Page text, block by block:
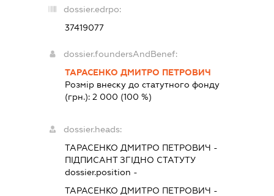
dossier.edrpo:
37419077
dossier.foundersAndBenef:
ТАРАСЕНКО ДМИТРО ПЕТРОВИЧ
Розмір внеску до статутного фонду
(грн.): 2 000 (100 %)
dossier.heads:
ТАРАСЕНКО ДМИТРО ПЕТРОВИЧ -
ПІДПИСАНТЗГІДНО СТАТУТУ
dossier.position -
ТАРАСЕНКО ДМИТРО ПЕТРОВИЧ -